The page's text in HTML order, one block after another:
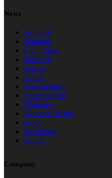
News
Kriminal
Narkoba
Lalu Lintas
Nasional
Daerah
Politik
Pemerintahan
Entertainmen
Olahraga
Ekonomi Bisnis
Sorot
Kesehatan
Events
Company